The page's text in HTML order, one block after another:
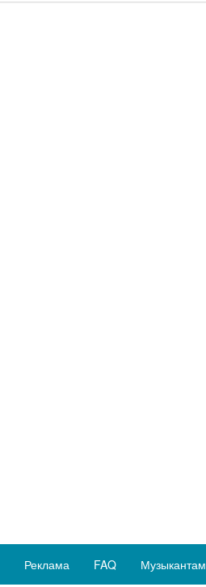
Реклама FAQ Музыкантам